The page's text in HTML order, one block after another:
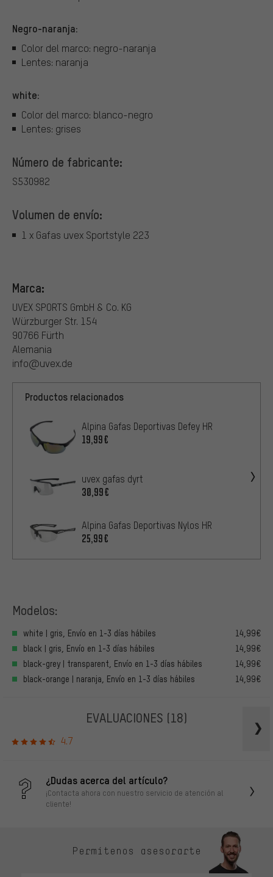
Negro-naranja:
Color del marco: negro-naranja
Lentes: naranja
white:
Color del marco: blanco-negro
Lentes: grises
Número de fabricante:
S530982
Volumen de envío:
1 x Gafas uvex Sportstyle 223
Marca:
UVEX SPORTS GmbH & Co. KG
Würzburger Str. 154
90766 Fürth
Alemania
info@uvex.de
Productos relacionados
Alpina Gafas Deportivas Defey HR
19,99€
uvex gafas dyrt
30,99€
Alpina Gafas Deportivas Nylos HR
25,99€
Modelos:
white | gris, Envío en 1-3 días hábiles
14,99€
black | gris, Envío en 1-3 días hábiles
14,99€
black-grey | transparent, Envío en 1-3 días hábiles
14,99€
black-orange | naranja, Envío en 1-3 días hábiles
14,99€
EVALUACIONES (18)
4.7
¿Dudas acerca del artículo?
¡Contacta ahora con nuestro servicio de atención al
cliente!
Permítenos asesorarte